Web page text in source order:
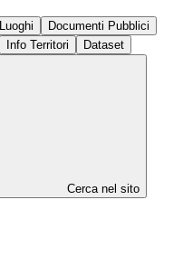
Luoghi
Documenti Pubblici
Info Territori Dataset
Cerca nel sito